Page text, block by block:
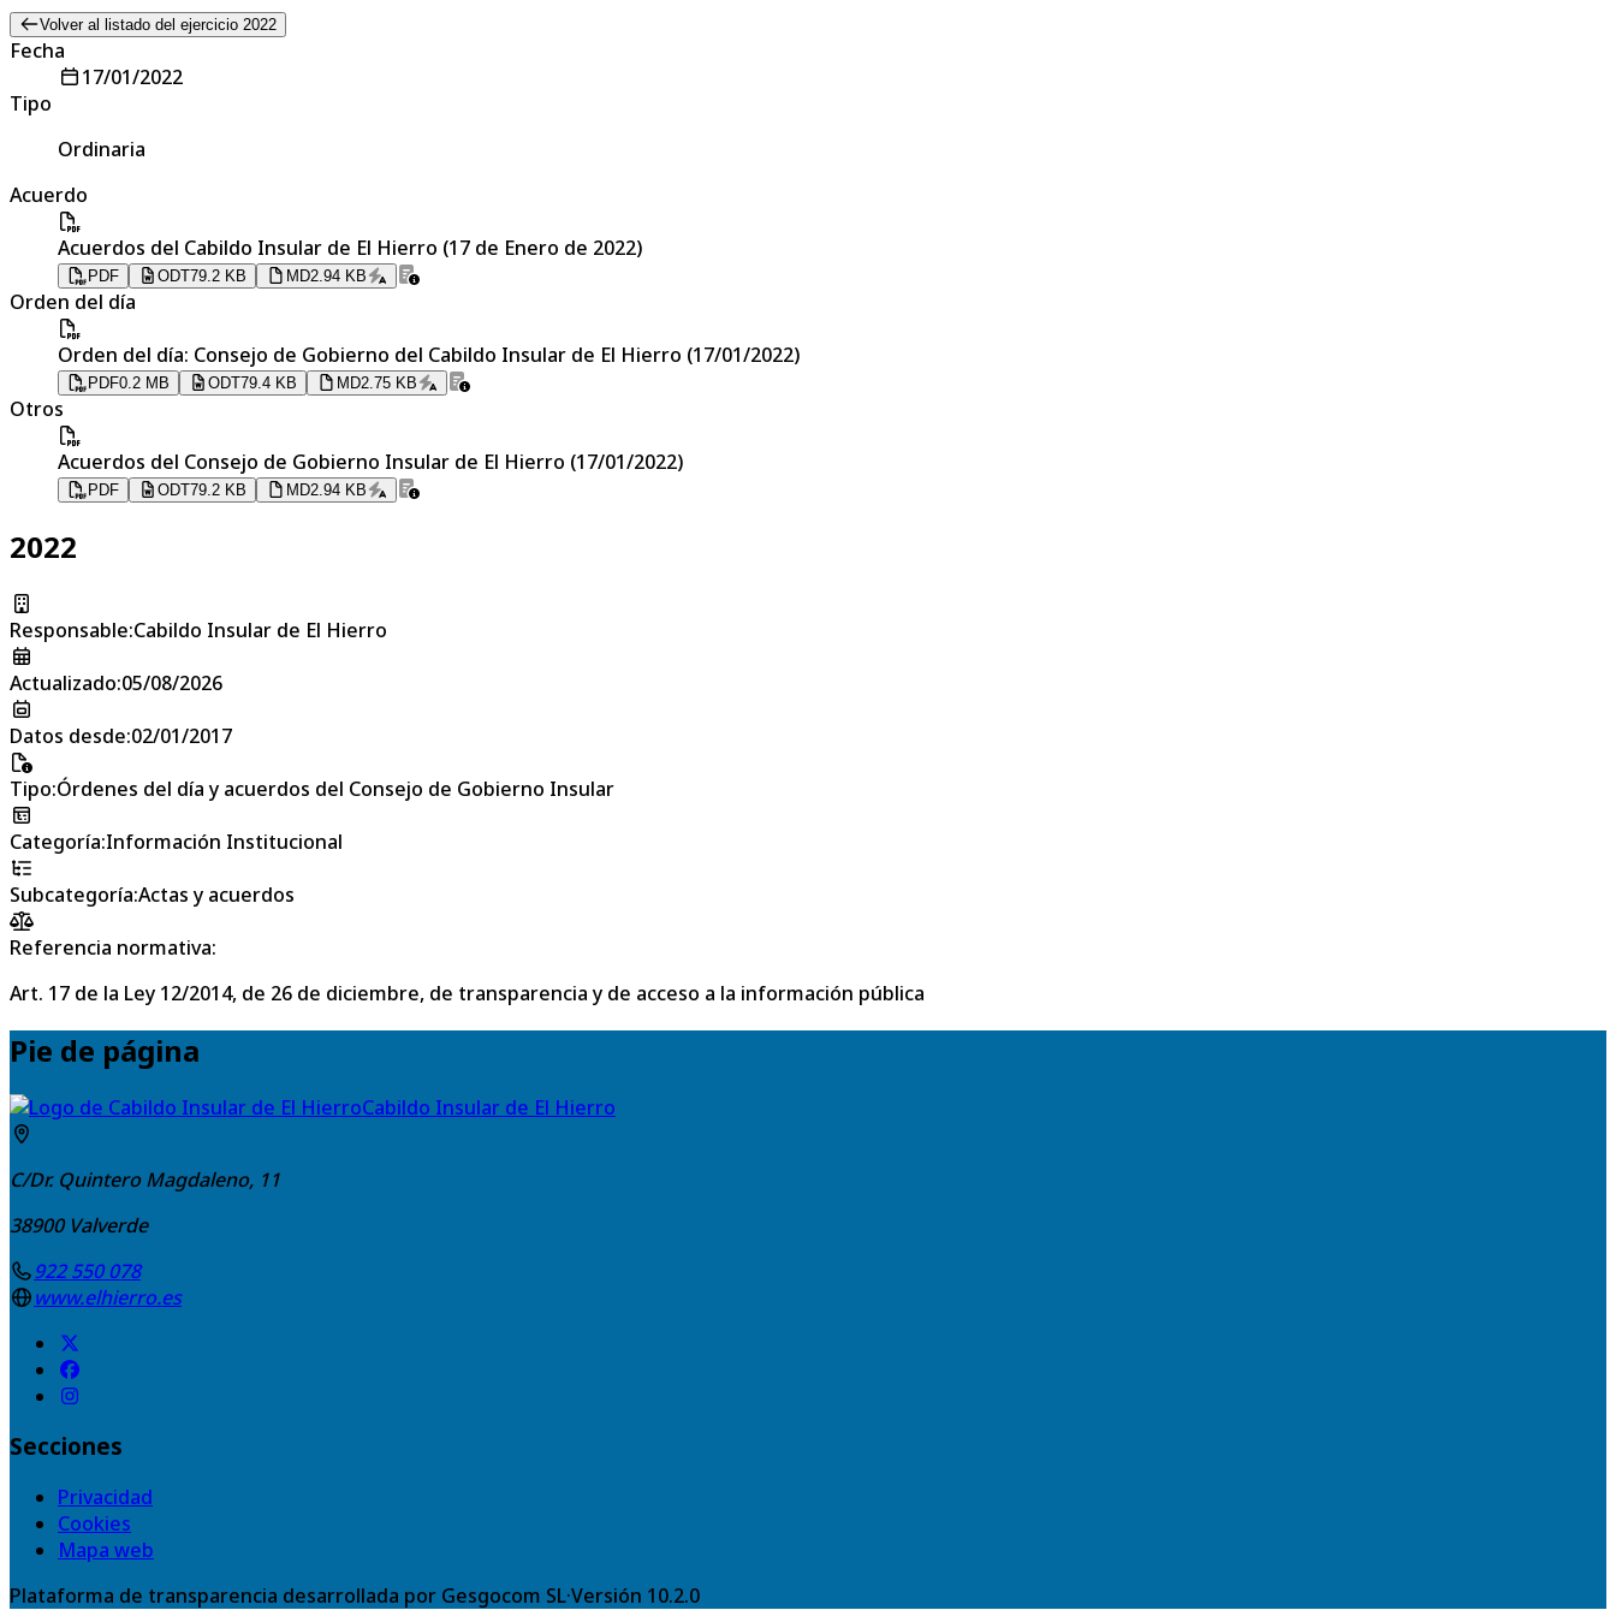
Volver al listado del ejercicio 2022
Fecha
17/01/2022
Tipo
Ordinaria
Acuerdo
Acuerdos del Cabildo Insular de El Hierro (17 de Enero de 2022)
PDF ODT79.2 KB MD2.94 KB
Orden del día
Orden del día: Consejo de Gobierno del Cabildo Insular de El Hierro (17/01/2022)
PDF0.2 MB ODT79.4 KB MD2.75 KB
Otros
Acuerdos del Consejo de Gobierno Insular de El Hierro (17/01/2022)
PDF ODT79.2 KB MD2.94 KB
2022
Responsable:Cabildo Insular de El Hierro
Actualizado:05/08/2026
Datos desde:02/01/2017
Tipo:Órdenes del día y acuerdos del Consejo de Gobierno Insular
Categoría:Información Institucional
Subcategoría:Actas y acuerdos
Referencia normativa:
Art. 17 de la Ley 12/2014, de 26 de diciembre, de transparencia y de acceso a la información pública
Pie de página
Cabildo Insular de El Hierro
C/Dr. Quintero Magdaleno, 11
38900 Valverde
922 550 078
www.elhierro.es
Secciones
Privacidad
Cookies
Mapa web
Plataforma de transparencia desarrollada por Gesgocom SL·Versión 10.2.0